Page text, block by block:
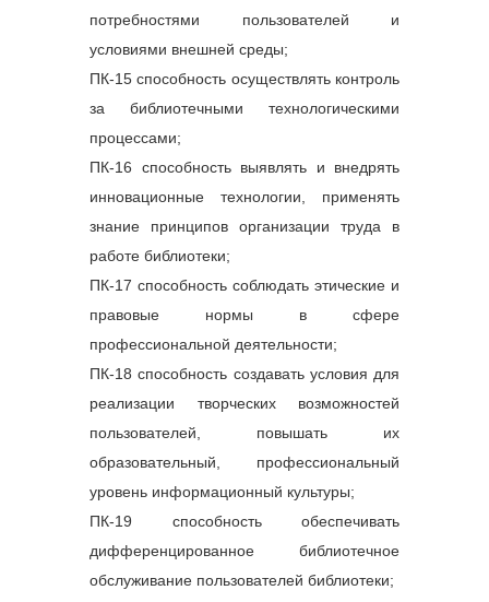
4 Модуль 4. Основы
управление персоналом
организации
персоналом. Методы и
7
Модуль 7. Адаптация
персонала
8 Модуль 8.
развитие персонала
потребностями пользователей и
условиями внешней среды;
ПК-15 способность осуществлять контроль
за библиотечными технологическими
процессами;
ПК-16 способность выявлять и внедрять
инновационные технологии, применять
знание принципов организации труда в
работе библиотеки;
ПК-17 способность соблюдать этические и
правовые нормы в сфере
профессиональной деятельности;
ПК-18 способность создавать условия для
реализации творческих возможностей
пользователей, повышать их
образовательный, профессиональный
уровень информационный культуры;
ПК-19 способность обеспечивать
дифференцированное библиотечное
обслуживание пользователей библиотеки;